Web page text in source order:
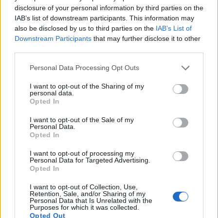
disclosure of your personal information by third parties on the
IAB’s list of downstream participants. This information may
also be disclosed by us to third parties on the IAB’s List of
Downstream Participants that may further disclose it to other
Personal Data Processing Opt Outs
I want to opt-out of the Sharing of my
personal data.
Opted In
I want to opt-out of the Sale of my
Personal Data.
Opted In
I want to opt-out of processing my
Personal Data for Targeted Advertising.
Opted In
I want to opt-out of Collection, Use,
Retention, Sale, and/or Sharing of my
Personal Data that Is Unrelated with the
Purposes for which it was collected.
Opted Out
#2804 Törölt felhasználó
ITT A NYERŐ!!!!!-::)))))
https://www.facebook.com/photo/?
fbid=122138257436953083&set=a.122138252276953083
amphibian 2025. 11. 08. 10:24
energiafronton.
Támogatja ezzel a háborút.
Közben pedig 1000 milliárdokat vesznek ki maguknak a jó
kormányzásért.
0
amphibian
2025. 11. 05. 21:55